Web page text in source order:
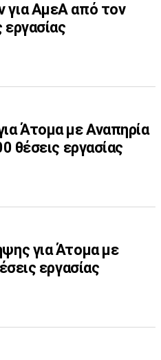
ΑμεΑ από τον
Άτομα με Αναπηρία
θέσεις εργασίας
για Άτομα με
εργασίας